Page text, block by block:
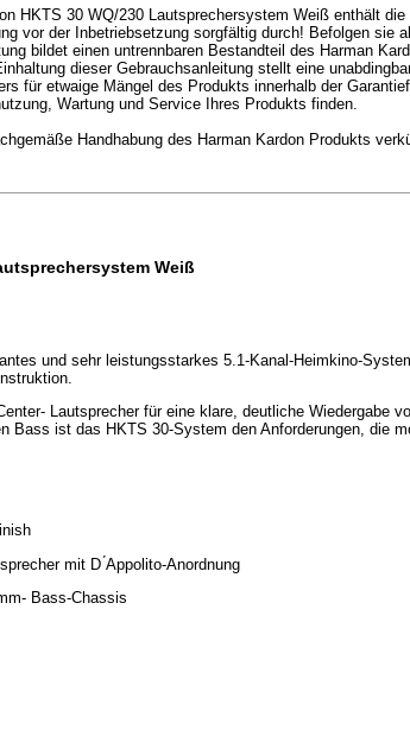
HKTS 30 WQ/230 Lautsprechersystem Weiß enthält
vor der Inbetriebsetzung sorgfältig durch! Befolgen sie
bildet einen untrennbaren Bestandteil des Harman
dieser Gebrauchsanleitung stellt eine
für etwaige Mängel des Produkts innerhalb der
Wartung und Service Ihres Produkts finden.
Handhabung des Harman Kardon Produkts
Weiß
und sehr leistungsstarkes 5.1-Kanal-Heimkino-
Lautsprecher für eine klare, deutliche
Bass ist das HKTS 30-System den Anforderungen, die
mit D ́Appolito-Anordnung
Bass-Chassis